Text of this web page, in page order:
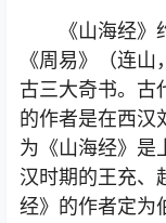
《山海经
《周易》（连
古三大奇书。古
的作者是在西汉
为《山海经》是
汉时期的王充、
经》的作者定为